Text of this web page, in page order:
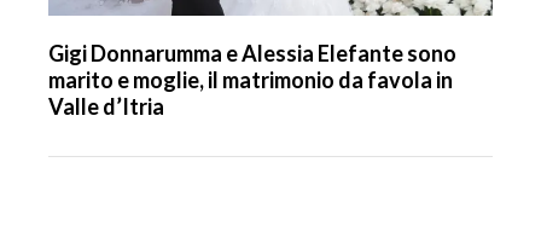
Gigi Donnarumma e Alessia Elefante sono
marito e moglie, il matrimonio da favola in
Valle d’Itria